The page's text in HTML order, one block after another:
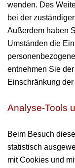
wenden. Des
bei der
Außerdem haben
Umständen die
entnehmen Sie
Einschränkung der
Analyse-Tools
Beim Besuch
statistisch
mit Cookies und